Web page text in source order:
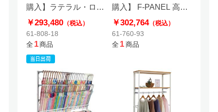
購入】ラテラル・ロコ
2×2連結展開
￥293,480（税込）
61-808-18
全 1商品
購入】 F-PANEL 高さ
型2連結展開
￥302,764（税込）
61-760-93
全1商品